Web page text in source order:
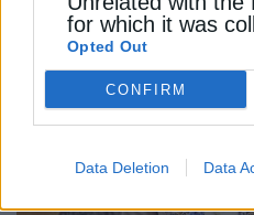
for which it was
Opted Out
CONFIRM
Data Deletion Data
6 Σεπτεμβρίου 2024